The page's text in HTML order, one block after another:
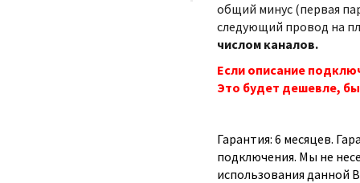
общий минус (первая
следующий провод на
числом каналов.
Если описание
Это будет дешевле,
Гарантия: 6 месяцев.
подключения. Мы не
использования данной